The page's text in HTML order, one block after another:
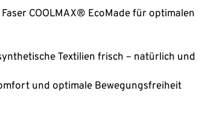
COOLMAX® EcoMade für optimalen
Textilien frisch – natürlich und
und optimale Bewegungsfreiheit